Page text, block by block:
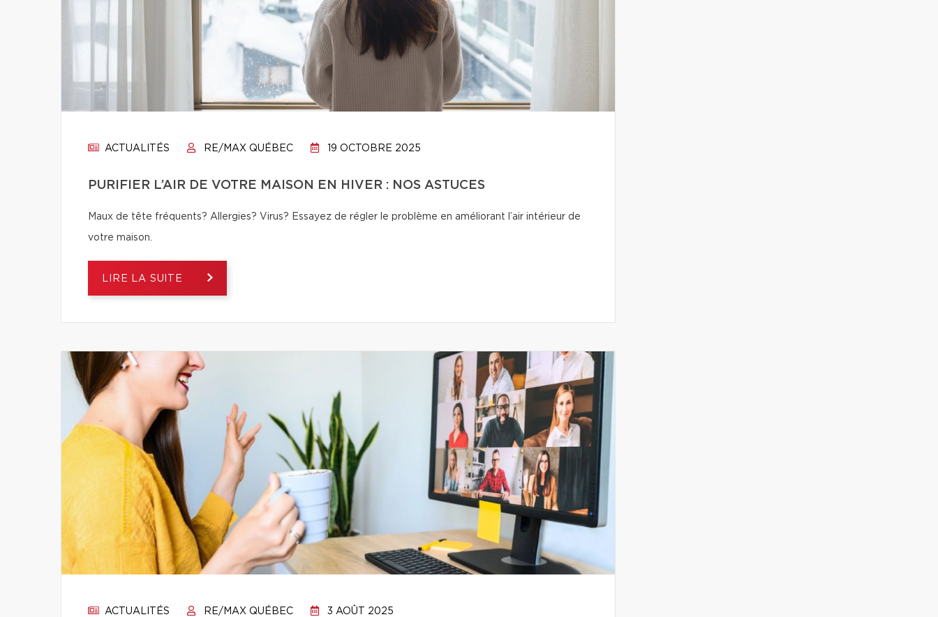
ACTUALITÉS RE/MAX QUÉBEC 19 OCTOBRE 2025
PURIFIER L’AIR DE VOTRE MAISON EN HIVER : NOS ASTUCES
Maux de tête fréquents? Allergies? Virus? Essayez de régler le problème en améliorant l’air intérieur de
votre maison.
LIRE LA SUITE
ACTUALITÉS RE/MAX QUÉBEC 3 AOÛT 2025